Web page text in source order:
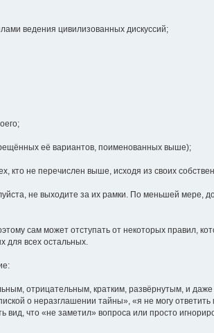
ведения цивилизованных дискуссий;
её вариантов, поименованных выше);
кто не перечислен выше, исходя из своих
не выходите за их рамки. По меньшей мере,
сам может отступать от некоторых правил,
для всех остальных.
отрицательным, кратким, развёрнутым, и
о неразглашении тайны», «я не могу
что «не заметил» вопроса или просто